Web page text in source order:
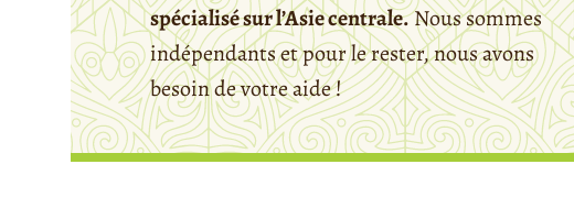
spécialisé sur l’Asie centrale.Nous sommes
indépendants et pour le rester, nous avons
besoin de votre aide !